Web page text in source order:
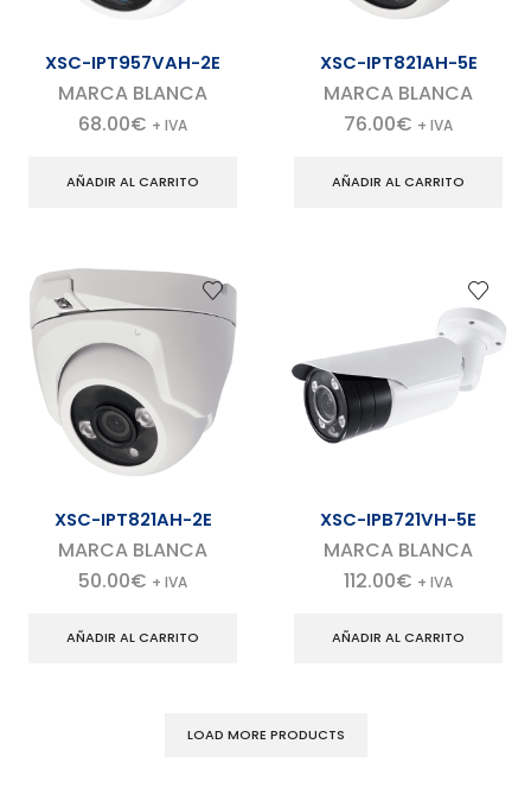
XSC-IPT957VAH-2E
MARCA BLANCA
68.00€ + IVA
AÑADIR AL CARRITO
XSC-IPT821AH-5E
MARCA BLANCA
76.00€ + IVA
AÑADIR AL CARRITO
XSC-IPT821AH-2E
MARCA BLANCA
50.00€ + IVA
AÑADIR AL CARRITO
XSC-IPB721VH-5E
MARCA BLANCA
112.00€ + IVA
AÑADIR AL CARRITO
LOAD MORE PRODUCTS